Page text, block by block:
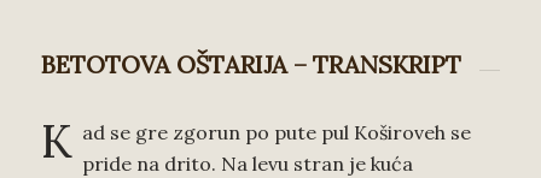
BETOTOVA OŠTARIJA – TRANSKRIPT
K ad se gre zgorun po pute pul Koširoveh se
pride na drito. Na levu stran je kuća